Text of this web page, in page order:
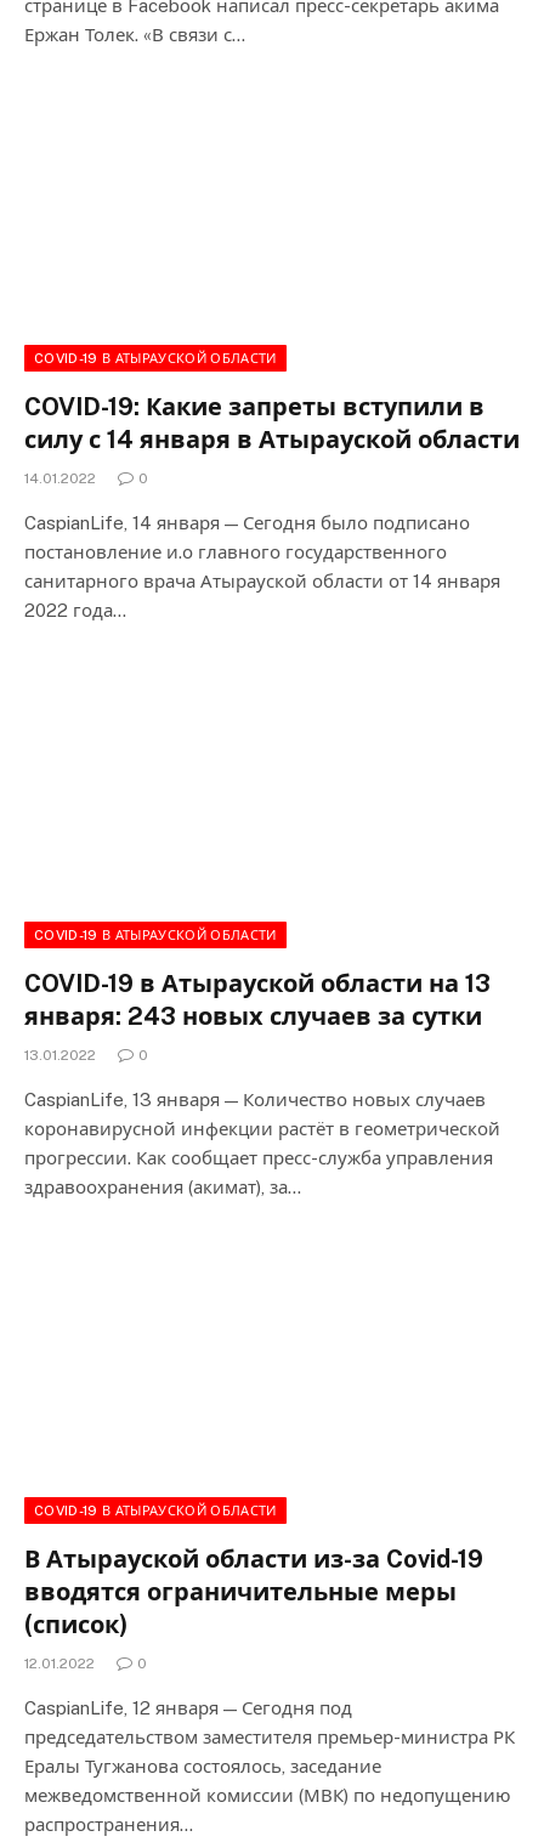
странице в Facebook написал пресс-секретарь акима
Ержан Толек. «В связи с…
COVID-19 В АТЫРАУСКОЙ ОБЛАСТИ
COVID-19: Какие запреты вступили в
силу с 14 января в Атырауской области
14.01.2022 0
CaspianLife, 14 января — Сегодня было подписано
постановление и.о главного государственного
санитарного врача Атырауской области от 14 января
2022 года…
COVID-19 В АТЫРАУСКОЙ ОБЛАСТИ
COVID-19 в Атырауской области на 13
января: 243 новых случаев за сутки
13.01.2022 0
CaspianLife, 13 января — Количество новых случаев
коронавирусной инфекции растёт в геометрической
прогрессии. Как сообщает пресс-служба управления
здравоохранения (акимат), за…
COVID-19 В АТЫРАУСКОЙ ОБЛАСТИ
В Атырауской области из-за Covid-19
вводятся ограничительные меры
(список)
12.01.2022 0
CaspianLife, 12 января — Сегодня под
председательством заместителя премьер-министра РК
Ералы Тугжанова состоялось, заседание
межведомственной комиссии (МВК) по недопущению
распространения…